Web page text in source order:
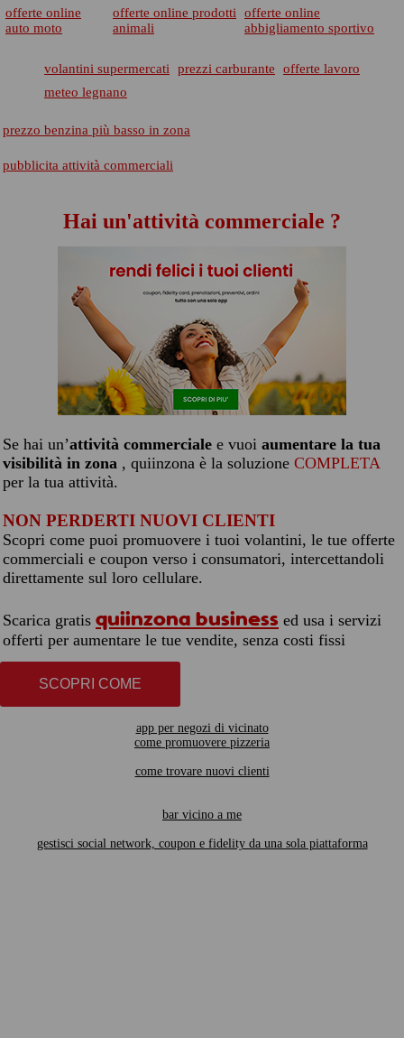
offerte online
auto moto
offerte online prodotti
animali
offerte online
abbigliamento sportivo
volantini supermercati prezzi carburante
offerte lavoro
meteo legnano
prezzo benzina più basso in zona
pubblicita attività commerciali
Hai un'attività commerciale ?
Se hai un’attività commerciale e vuoi aumentare la tua
visibilità in zona , quiinzona è la soluzione COMPLETA
per la tua attività.
NON PERDERTI NUOVI CLIENTI
Scopri come puoi promuovere i tuoi volantini, le tue offerte
commerciali e coupon verso i consumatori, intercettandoli
direttamente sul loro cellulare.
Scarica gratis quiinzona business ed usa i servizi
offerti per aumentare le tue vendite, senza costi fissi
SCOPRI COME
app per negozi di vicinato
come promuovere pizzeria
come trovare nuovi clienti
bar vicino a me
gestisci social network, coupon e fidelity da una sola piattaforma